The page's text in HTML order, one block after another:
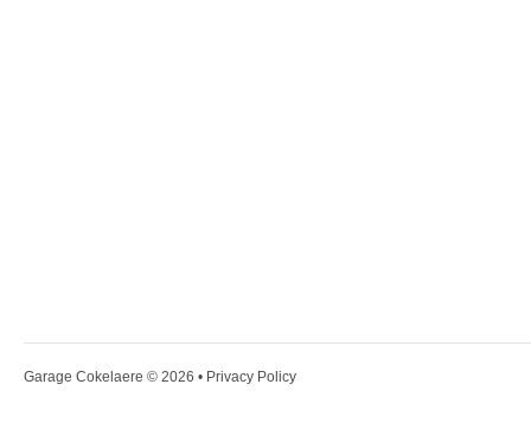
Garage Cokelaere © 2026 • Privacy Policy